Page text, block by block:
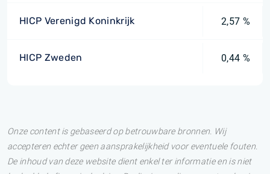
HICP Verenigd Koninkrijk 2,57 %
HICP Zweden 0,44 %
Onze content is gebaseerd op betrouwbare bronnen. Wij
accepteren echter geen aansprakelijkheid voor eventuele fouten.
De inhoud van deze website dient enkel ter informatie en is niet